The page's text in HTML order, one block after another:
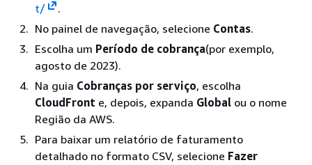
t/
.
No painel de navegação, selecione Contas.
Escolha um Período de cobrança(por exemplo,
agosto de 2023).
Na guia Cobranças por serviço, escolha
CloudFront e, depois, expanda Global ou o nome
Região da AWS.
Para baixar um relatório de faturamento
detalhado no formato CSV, selecione Fazer